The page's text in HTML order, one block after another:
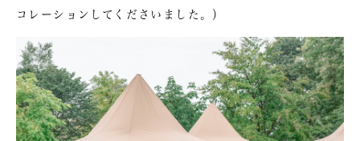
コレーションしてくださいました。）